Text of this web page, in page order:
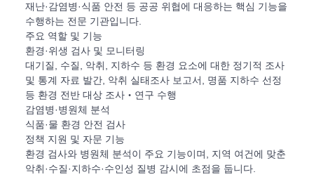
재난·감염병·식품 안전 등 공공 위협에 대응하는 핵심 기능을
수행하는 전문 기관입니다.
주요 역할 및 기능
환경·위생 검사 및 모니터링
대기질, 수질, 악취, 지하수 등 환경 요소에 대한 정기적 조사
및 통계 자료 발간, 악취 실태조사 보고서, 명품 지하수 선정
등 환경 전반 대상 조사‧연구 수행
감염병·병원체 분석
식품·물 환경 안전 검사
정책 지원 및 자문 기능
환경 검사와 병원체 분석이 주요 기능이며, 지역 여건에 맞춘
악취·수질·지하수·수인성 질병 감시에 초점을 둡니다.